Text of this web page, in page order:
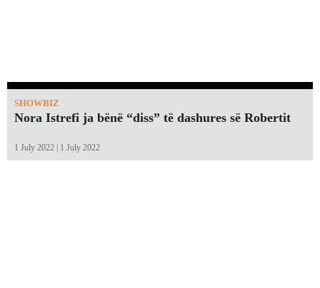
SHOWBIZ
Nora Istrefi ja bënë “diss” të dashures së Robertit
1 July 2022 | 1 July 2022